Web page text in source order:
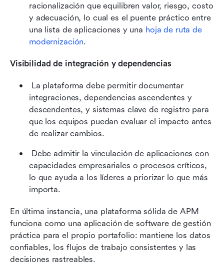
racionalización que equilibren valor, riesgo, costo
y adecuación, lo cual es el puente práctico entre
una lista de aplicaciones y una hoja de ruta de
modernización.
Visibilidad de integración y dependencias
La plataforma debe permitir documentar
integraciones, dependencias ascendentes y
descendentes, y sistemas clave de registro para
que los equipos puedan evaluar el impacto antes
de realizar cambios.
Debe admitir la vinculación de aplicaciones con
capacidades empresariales o procesos críticos,
lo que ayuda a los líderes a priorizar lo que más
importa.
En última instancia, una plataforma sólida de APM
funciona como una aplicación de software de gestión
práctica para el propio portafolio: mantiene los datos
confiables, los flujos de trabajo consistentes y las
decisiones rastreables.